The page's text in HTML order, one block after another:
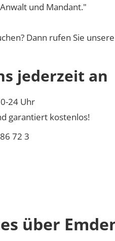
und Mandant."
Dann rufen Sie
jederzeit an
24 Uhr
garantiert kostenlos!
72 3
über